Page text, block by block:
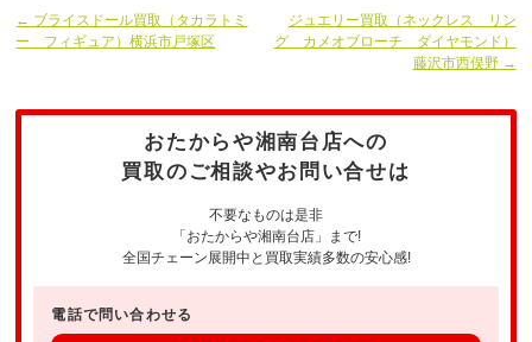
← ブライスドール買取（タカラトミ
ー フィギュア）横浜市戸塚区
ジュエリー買取（ネックレス リン
グ カメオブローチ ダイヤモンド）
藤沢市西俣野 →
おたからや湘南台店への
買取のご相談やお問い合せは
不要なものは是非
「おたからや湘南台店」まで!
全国チェーン展開中と買取実績多数の安心感!
電話で問い合わせる